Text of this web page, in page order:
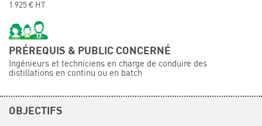
1 925 € HT
PRÉREQUIS & PUBLIC CONCERNÉ
Ingénieurs et techniciens en charge de conduire des
distillations en continu ou en batch
OBJECTIFS